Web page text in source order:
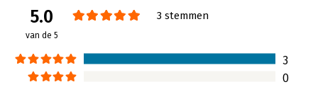
Verschijningsdatum:
8-10-2025
Hoofdrubriek:
5.0
van de 5
3 stemmen
3
0